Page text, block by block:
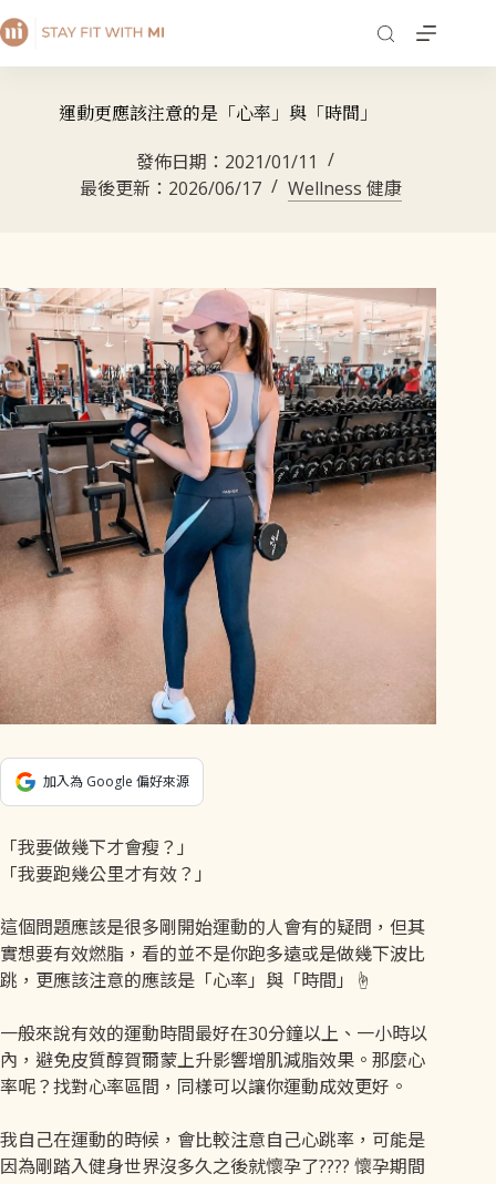
運動更應該注意的是「心率」與「時間」
發佈日期： 2021/01/11
最後更新： 2026/06/17 Wellness 健康
加入為 Google 偏好來源
「我要做幾下才會瘦？」
「我要跑幾公里才有效？」
這個問題應該是很多剛開始運動的人會有的疑問，但其
實想要有效燃脂，看的並不是你跑多遠或是做幾下波比
跳，更應該注意的應該是「心率」與「時間」☝️
一般來說有效的運動時間最好在30分鐘以上、一小時以
內，避免皮質醇賀爾蒙上升影響增肌減脂效果。那麼心
率呢？找對心率區間，同樣可以讓你運動成效更好。
我自己在運動的時候，會比較注意自己心跳率，可能是
因為剛踏入健身世界沒多久之後就懷孕了???? 懷孕期間